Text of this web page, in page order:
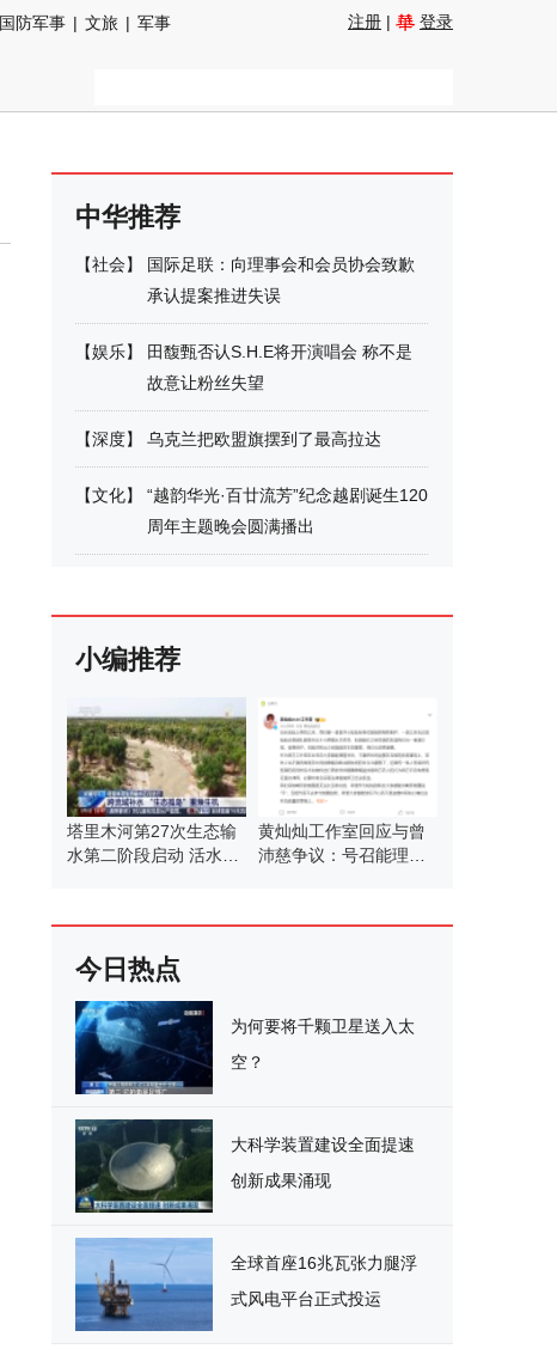
国防军事 | 文旅 | 军事
注册 | 登录
中华推荐
【社会】
国际足联：向理事会和会员协会致歉
承认提案推进失误
【娱乐】
田馥甄否认S.H.E将开演唱会 称不是
故意让粉丝失望
【深度】 乌克兰把欧盟旗摆到了最高拉达
【文化】
“越韵华光·百廿流芳”纪念越剧诞生120
周年主题晚会圆满播出
小编推荐
塔里木河第27次生态输
水第二阶段启动 活水滋
黄灿灿工作室回应与曾
沛慈争议：号召能理智
今日热点
为何要将千颗卫星送入太
空？
大科学装置建设全面提速
创新成果涌现
全球首座16兆瓦张力腿浮
式风电平台正式投运